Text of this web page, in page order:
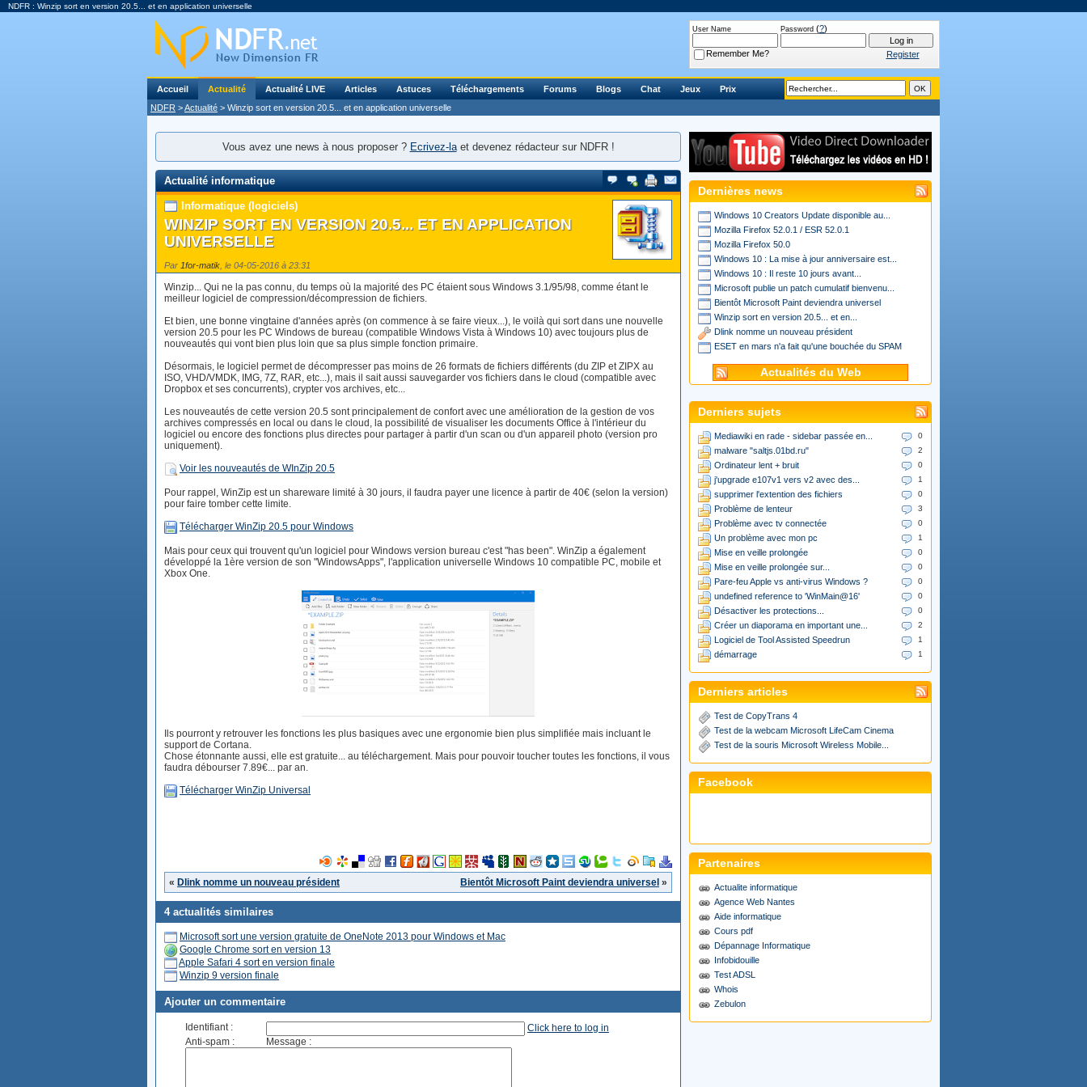
NDFR : Winzip sort en version 20.5... et en application universelle
Accueil Actualité Actualité LIVE Articles Astuces Téléchargements Forums Blogs Chat Jeux
Prix
NDFR >Actualité > Winzip sort en version 20.5... et en application universelle
User Name Password (?)
Remember Me? Register
Vous avez une news à nous proposer ? Ecrivez-laet devenez rédacteur sur NDFR !
Actualité informatique
Informatique (logiciels)
WINZIP SORT EN VERSION 20.5... ET EN APPLICATION
UNIVERSELLE
Par 1for-matik , le 04-05-2016 à 23:31
Winzip... Qui ne la pas connu, du temps où la majorité des PC étaient sous Windows 3.1/95/98, comme étant le
meilleur logiciel de compression/décompression de fichiers.
Et bien, une bonne vingtaine d'années après (on commence à se faire vieux...), le voilà qui sort dans une nouvelle
version 20.5 pour les PC Windows de bureau (compatible Windows Vista à Windows 10) avec toujours plus de
nouveautés qui vont bien plus loin que sa plus simple fonction primaire.
Désormais, le logiciel permet de décompresser pas moins de 26 formats de fichiers différents (du ZIP et ZIPX au
ISO, VHD/VMDK, IMG, 7Z, RAR, etc...), mais il sait aussi sauvegarder vos fichiers dans le cloud (compatible avec
Dropbox et ses concurrents), crypter vos archives, etc...
Les nouveautés de cette version 20.5 sont principalement de confort avec une amélioration de la gestion de vos
archives compressés en local ou dans le cloud, la possibilité de visualiser les documents Office à l'intérieur du
logiciel ou encore des fonctions plus directes pour partager à partir d'un scan ou d'un appareil photo (version pro
uniquement).
Voir les nouveautés de WInZip 20.5
Pour rappel, WinZip est un shareware limité à 30 jours, il faudra payer une licence à partir de 40€ (selon la version)
pour faire tomber cette limite.
Télécharger WinZip 20.5 pour Windows
Mais pour ceux qui trouvent qu'un logiciel pour Windows version bureau c'est "has been". WinZip a également
développé la 1ère version de son "WindowsApps", l'application universelle Windows 10 compatible PC, mobile et
Xbox One.
Ils pourront y retrouver les fonctions les plus basiques avec une ergonomie bien plus simplifiée mais incluant le
support de Cortana.
Chose étonnante aussi, elle est gratuite... au téléchargement. Mais pour pouvoir toucher toutes les fonctions, il vous
faudra débourser 7.89€... par an.
Télécharger WinZip Universal
« Dlink nomme un nouveau président Bientôt Microsoft Paint deviendra universel »
4 actualités similaires
Microsoft sort une version gratuite de OneNote 2013 pour Windows et Mac
Google Chrome sort en version 13
Apple Safari 4 sort en version finale
Winzip 9 version finale
Ajouter un commentaire
Identifiant :
Click here to log in
Anti-spam :
Message :
Dernières news
Windows 10 Creators Update disponible au...
Mozilla Firefox 52.0.1 / ESR 52.0.1
Mozilla Firefox 50.0
Windows 10 : La mise à jour anniversaire est...
Windows 10 : Il reste 10 jours avant...
Microsoft publie un patch cumulatif bienvenu...
Bientôt Microsoft Paint deviendra universel
Winzip sort en version 20.5... et en...
Dlink nomme un nouveau président
ESET en mars n'a fait qu'une bouchée du SPAM
Actualités du Web
Derniers sujets
0
Mediawiki en rade - sidebar passée en...
2
malware "saltjs.01bd.ru"
0
Ordinateur lent + bruit
1
j'upgrade e107v1 vers v2 avec des...
0
supprimer l'extention des fichiers
3
Problème de lenteur
0
Problème avec tv connectée
1
Un problème avec mon pc
0
Mise en veille prolongée
0
Mise en veille prolongée sur...
0
Pare-feu Apple vs anti-virus Windows ?
0
undefined reference to 'WinMain@16'
0
Désactiver les protections...
2
Créer un diaporama en important une...
1
Logiciel de Tool Assisted Speedrun
1
démarrage
Derniers articles
Test de CopyTrans 4
Test de la webcam Microsoft LifeCam Cinema
Test de la souris Microsoft Wireless Mobile...
Facebook
Partenaires
Actualite informatique
Agence Web Nantes
Aide informatique
Cours pdf
Dépannage Informatique
Infobidouille
Test ADSL
Whois
Zebulon